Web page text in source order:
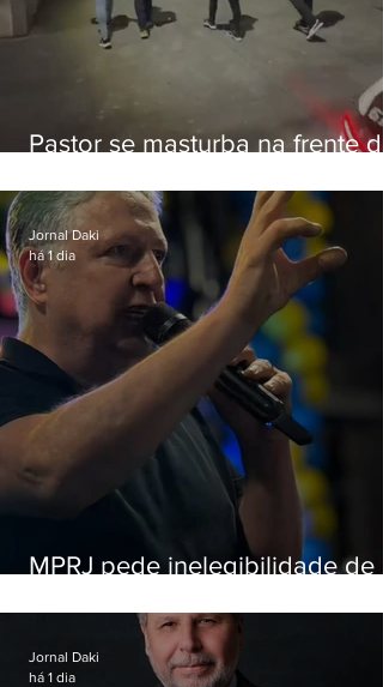
Pastor se masturba na frente de
MPRJ pede inelegibilidade de
Jornal Daki
há 1 dia
Jornal Daki
há 1 dia